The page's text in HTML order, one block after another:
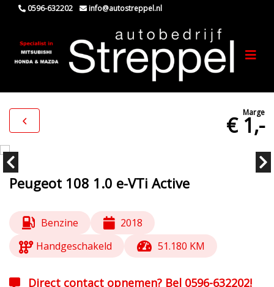
0596-632202 info@autostreppel.nl
Marge
€ 1,-
Peugeot 108 1.0 e-VTi Active
Benzine
2018
Handgeschakeld
51.180 KM
Direct contact opnemen? Bel 0596-632202!